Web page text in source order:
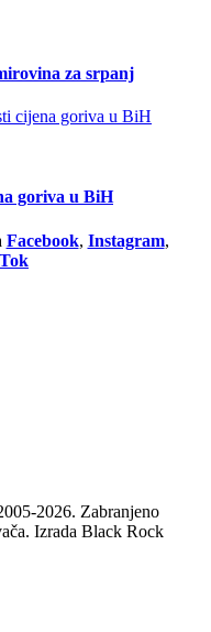
za srpanj
goriva u BiH
Facebook, Instagram,
2026. Zabranjeno
Izrada Black Rock